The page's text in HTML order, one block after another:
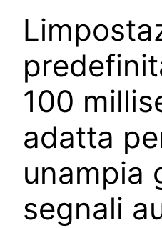
100
adatta
unampia
segnali